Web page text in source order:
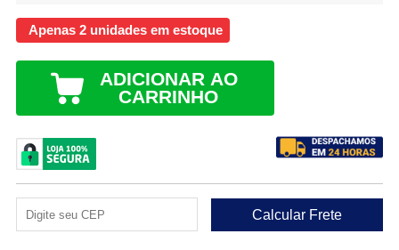
Apenas 2 unidades em estoque
ADICIONAR AO
CARRINHO